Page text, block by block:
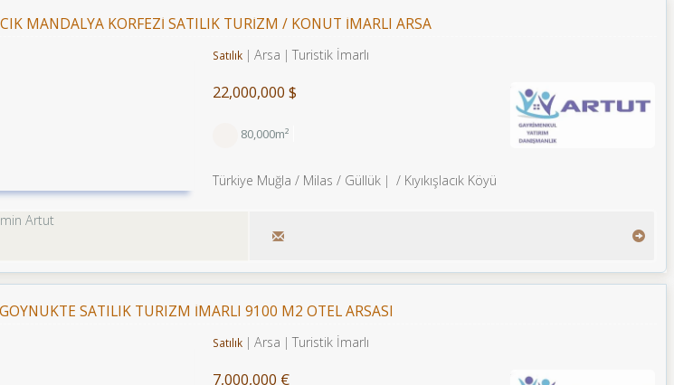
MANDALYA KÖRFEZİ SATILIK TURİZM / KONUT İMARLI ARSA
Satılık Arsa Turistik İmarlı
22,000,000 $
80,000m²
Türkiye Muğla / Milas / Güllük / Kıyıkışlacık Köyü
Artut
SATILIK TURIZM İMARLI 9100 M2 OTEL ARSASI
Satılık Arsa Turistik İmarlı
7,000,000 €